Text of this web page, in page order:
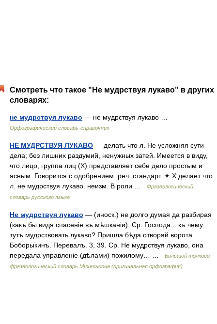
Смотреть что такое "Не мудрствуя лукаво" в других
словарях:
не мудрствуя лукаво — не мудрствуя лукаво …
Орфографический словарь-справочник
НЕ МУДРСТВУЯ ЛУКАВО — делать что л. Не усложняя сути
дела; без лишних раздумий, ненужных затей. Имеется в виду,
что лицо, группа лиц (Х) представляет себе дело простым и
ясным. Говорится с одобрением. реч. стандарт. ✦ Х делает что
л. не мудрствуя лукаво. неизм. В роли …
Фразеологический
словарь русского языка
Не мудрствуя лукаво — (иноск.) не долго думая да разбирая
(какъ бы видя спасеніе въ мѣшканіи). Ср. Господа... къ чему
тутъ мудрствовать лукаво? Пришла бѣда отворяй ворота.
Боборыкинъ. Перевалъ. 3, 39. Ср. Не мудрствуя лукаво, она
передала управленіе (дѣлами) пожилому… …
Большой толково-
фразеологический словарь Михельсона (оригинальная орфография)